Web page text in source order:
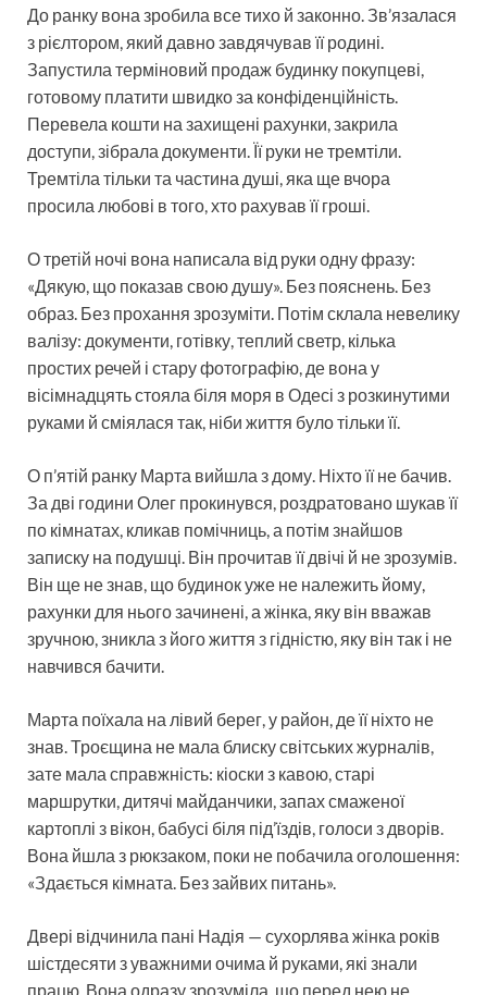
До ранку вона зробила все тихо й законно. Зв’язалася
з рієлтором, який давно завдячував її родині.
Запустила терміновий продаж будинку покупцеві,
готовому платити швидко за конфіденційність.
Перевела кошти на захищені рахунки, закрила
доступи, зібрала документи. Її руки не тремтіли.
Тремтіла тільки та частина душі, яка ще вчора
просила любові в того, хто рахував її гроші.
О третій ночі вона написала від руки одну фразу:
«Дякую, що показав свою душу». Без пояснень. Без
образ. Без прохання зрозуміти. Потім склала невелику
валізу: документи, готівку, теплий светр, кілька
простих речей і стару фотографію, де вона у
вісімнадцять стояла біля моря в Одесі з розкинутими
руками й сміялася так, ніби життя було тільки її.
О п’ятій ранку Марта вийшла з дому. Ніхто її не бачив.
За дві години Олег прокинувся, роздратовано шукав її
по кімнатах, кликав помічниць, а потім знайшов
записку на подушці. Він прочитав її двічі й не зрозумів.
Він ще не знав, що будинок уже не належить йому,
рахунки для нього зачинені, а жінка, яку він вважав
зручною, зникла з його життя з гідністю, яку він так і не
навчився бачити.
Марта поїхала на лівий берег, у район, де її ніхто не
знав. Троєщина не мала блиску світських журналів,
зате мала справжність: кіоски з кавою, старі
маршрутки, дитячі майданчики, запах смаженої
картоплі з вікон, бабусі біля під’їздів, голоси з дворів.
Вона йшла з рюкзаком, поки не побачила оголошення:
«Здається кімната. Без зайвих питань».
Двері відчинила пані Надія — сухорлява жінка років
шістдесяти з уважними очима й руками, які знали
працю. Вона одразу зрозуміла, що перед нею не